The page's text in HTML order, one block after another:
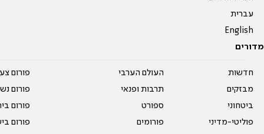
עברית
English
מדורים
חדשות
מבזקים
ביטחוני
פוליטי-מדיני
העולם הערבי
תרבות ופנאי
ספורט
פורומים
פורום
פורום
פורום
פורום